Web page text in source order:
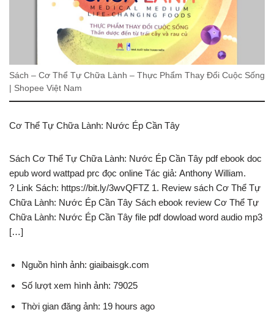
Sách – Cơ Thể Tự Chữa Lành – Thực Phẩm Thay Đổi Cuộc Sống
| Shopee Việt Nam
Cơ Thể Tự Chữa Lành: Nước Ép Cần Tây
Sách Cơ Thể Tự Chữa Lành: Nước Ép Cần Tây pdf ebook doc
epub word wattpad prc đọc online Tác giả: Anthony William.
? Link Sách: https://bit.ly/3wvQFTZ 1. Review sách Cơ Thể Tự
Chữa Lành: Nước Ép Cần Tây Sách ebook review Cơ Thể Tự
Chữa Lành: Nước Ép Cần Tây file pdf dowload word audio mp3
[…]
Nguồn hình ảnh: giaibaisgk.com
Số lượt xem hình ảnh: 79025
Thời gian đăng ảnh: 19 hours ago